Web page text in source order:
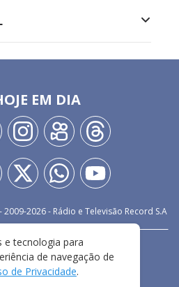
EM DIA
2009-2026- Rádio e Televisão Record S.A
CONOSCO
PRIVACIDADE
CONDIÇÕES DE USO
e tecnologia para
de navegação de
de Privacidade.